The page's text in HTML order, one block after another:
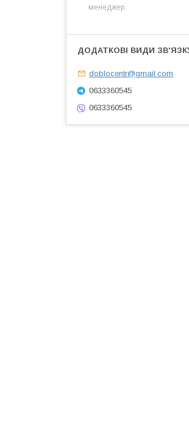
менеджер
doblocentr@gmail.com
0633360545
0633360545